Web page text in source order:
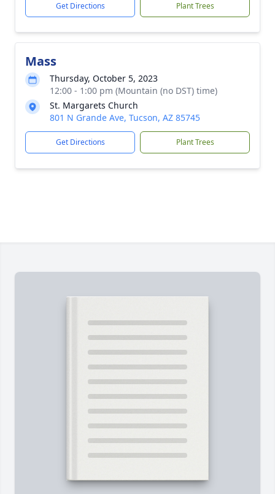
Get Directions Plant Trees
Mass
Thursday, October 5, 2023
12:00 - 1:00 pm (Mountain (no DST) time)
St. Margarets Church
801 N Grande Ave, Tucson, AZ 85745
Get Directions Plant Trees